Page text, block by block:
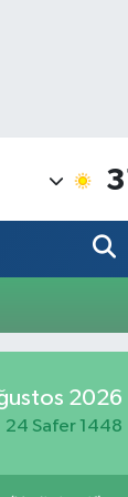
2026
24 Safer 1448